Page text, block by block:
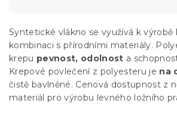
Syntetické vlákno se využívá k výrobě
kombinaci s přírodními materiály.
krepu pevnost, odolnost a
Krepové povlečení z polyesteru je na
čistě bavlněné. Cenová dostupnost z
materiál pro výrobu levného ložního